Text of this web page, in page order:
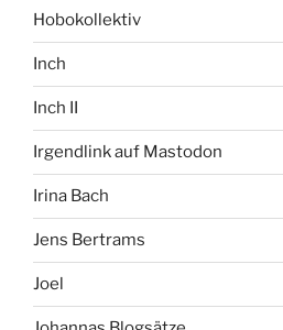
Hobokollektiv
Inch
Inch II
Irgendlink auf Mastodon
Irina Bach
Jens Bertrams
Joel